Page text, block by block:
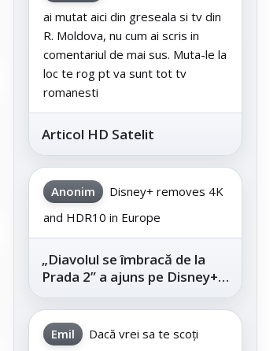
ai mutat aici din greseala si tv din
R. Moldova, nu cum ai scris in
comentariul de mai sus. Muta-le la
loc te rog pt va sunt tot tv
romanesti
Articol HD Satelit
Anonim
Disney+ removes 4K
and HDR10 in Europe
„Diavolul se îmbracă de la
Prada 2” a ajuns pe Disney+,
după succesul din
cinematografe
Emil
Dacă vrei sa te scoți